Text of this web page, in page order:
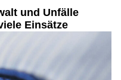
und Unfälle
Einsätze